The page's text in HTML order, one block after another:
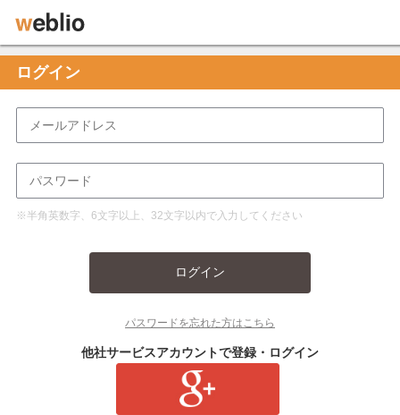
ログイン
※半角英数字、6文字以上、32文字以内で入力してください
ログイン
パスワードを忘れた方はこちら
他社サービスアカウントで登録・ログイン